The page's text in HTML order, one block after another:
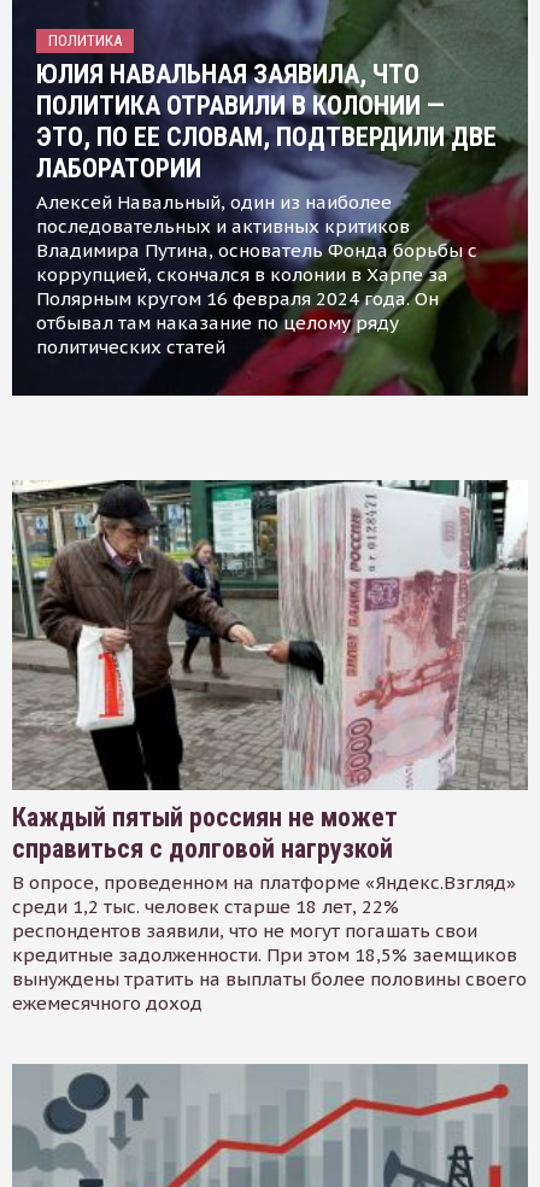
ПОЛИТИКА
ЮЛИЯ НАВАЛЬНАЯ ЗАЯВИЛА, ЧТО
ПОЛИТИКА ОТРАВИЛИ В КОЛОНИИ —
ЭТО, ПО ЕЕ СЛОВАМ, ПОДТВЕРДИЛИ ДВЕ
ЛАБОРАТОРИИ
Алексей Навальный, один из наиболее
последовательных и активных критиков
Владимира Путина, основатель Фонда борьбы с
коррупцией, скончался в колонии в Харпе за
Полярным кругом 16 февраля 2024 года. Он
отбывал там наказание по целому ряду
политических статей
Каждый пятый россиян не может
справиться с долговой нагрузкой
В опросе, проведенном на платформе «Яндекс.Взгляд»
среди 1,2 тыс. человек старше 18 лет, 22%
респондентов заявили, что не могут погашать свои
кредитные задолженности. При этом 18,5% заемщиков
вынуждены тратить на выплаты более половины своего
ежемесячного доход